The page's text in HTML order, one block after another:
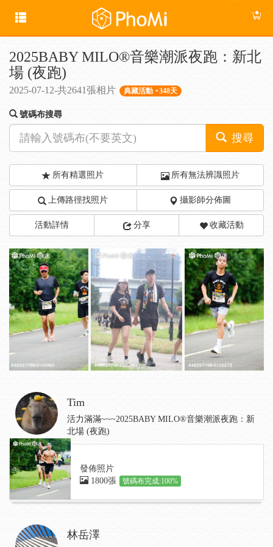
2025BABY MILO®音樂潮派夜跑：新北
場 (夜跑)
2025-07-12-共2641張相片 典藏活動 +348天
號碼布搜尋
搜尋
所有精選照片 所有無法辨識照片
上傳路徑找照片 攝影師分佈圖
活動詳情 分享 收藏活動
Tim
活力滿滿~~~2025BABY MILO®音樂潮派夜跑：新
北場 (夜跑)
發佈照片
1800張
號碼布完成:100%
林岳澤